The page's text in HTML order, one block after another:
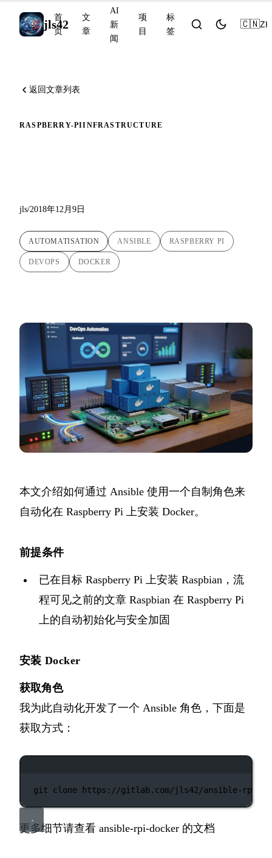
jls42
首
页
文
章
AI
新
闻
项
目
标
签
🇨🇳ZH
返回文章列表
RASPBERRY-PIINFRASTRUCTURE
jls/2018年12月9日
AUTOMATISATION ANSIBLE RASPBERRY PI
DEVOPS DOCKER
本文介绍如何通过 Ansible 使用一个自制角色来
自动化在 Raspberry Pi 上安装 Docker。
前提条件
已在目标 Raspberry Pi 上安装 Raspbian，流
程可见之前的文章 Raspbian 在 Raspberry Pi
上的自动初始化与安全加固
安装 Docker
获取角色
我为此自动化开发了一个 Ansible 角色，下面是
获取方式：
git clone https://gitlab.com/jls42/ansible-rpi-
更多细节请查看 ansible-rpi-docker 的文档